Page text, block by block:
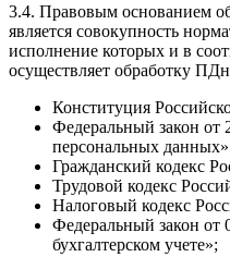
3.4. Правовым основанием
является совокупность
исполнение которых и в
осуществляет обработку
Конституция
Федеральный закон
персональных данных»
Гражданский кодекс
Трудовой кодекс
Налоговый кодекс
Федеральный закон
бухгалтерском учете»;